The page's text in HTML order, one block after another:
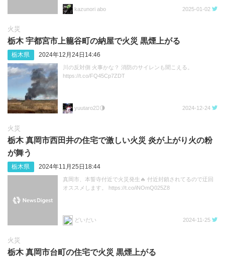
kazunori abo 2025-01-02
火災
栃木 宇都宮市上籠谷町の納屋で火災 黒煙上がる
栃木県 2024年12月24日14:46
川の反対側 火事かな？ 消防のサイレンも聞こえる。
https://t.co/FQ45Cp7ZDT
yuutaro2🌗 2024-12-24
火災
栃木 真岡市西田井の住宅で激しい火災 炎が上がり火の粉
が舞う
栃木県 2024年11月25日18:44
真岡市、本誓寺付近で火災発生🔥 付近封鎖されてるので迂回
オススメします。 https://t.co/iNOmQ025Z8
どいだい 2024-11-25
火災
栃木 真岡市台町の住宅で火災 黒煙上がる